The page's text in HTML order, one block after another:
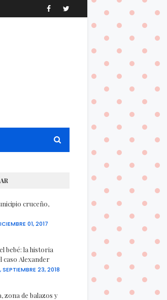
cruceño,
01, 2017
bebé: la historia
caso Alexander
23, 2018
zona de balazos y